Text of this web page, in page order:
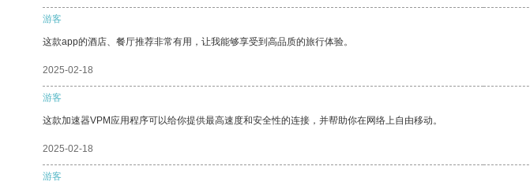
游客
这款app的酒店、餐厅推荐非常有用，让我能够享受到高品质的旅行体验。
2025-02-18
游客
这款加速器VPM应用程序可以给你提供最高速度和安全性的连接，并帮助你在网络上自由移动。
2025-02-18
游客